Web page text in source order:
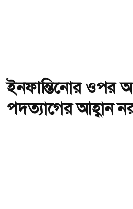
ইনফান্তিনোর ওপর
পদত্যাগের আহ্বান